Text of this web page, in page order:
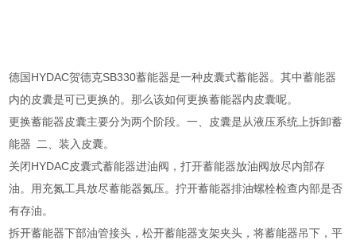
德国HYDAC贺德克SB330蓄能器是一种皮囊式蓄能器。其中蓄能器
内的皮囊是可已更换的。那么该如何更换蓄能器内皮囊呢。
更换蓄能器皮囊主要分为两个阶段。一、皮囊是从液压系统上拆卸蓄
能器 二、装入皮囊。
关闭HYDAC皮囊式蓄能器进油阀，打开蓄能器放油阀放尽内部存
油。用充氮工具放尽蓄能器氮压。拧开蓄能器排油螺栓检查内部是否
有存油。
拆开蓄能器下部油管接头，松开蓄能器支架夹头，将蓄能器吊下，平